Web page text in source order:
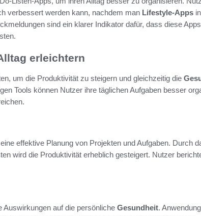
verbessert werden kann, nachdem man Lifestyle-Apps
sind ein klarer Indikator dafür, dass diese
erleichtern
um die Produktivität zu steigern und gleichzeitig die
Tools können Nutzer ihre täglichen Aufgaben besser
effektive Planung von Projekten und Aufgaben. Durch
wird die Produktivität erheblich gesteigert. Nutzer
Auswirkungen auf die persönliche Gesundheit.